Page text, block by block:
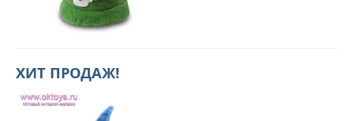
ХИТ ПРОДАЖ!